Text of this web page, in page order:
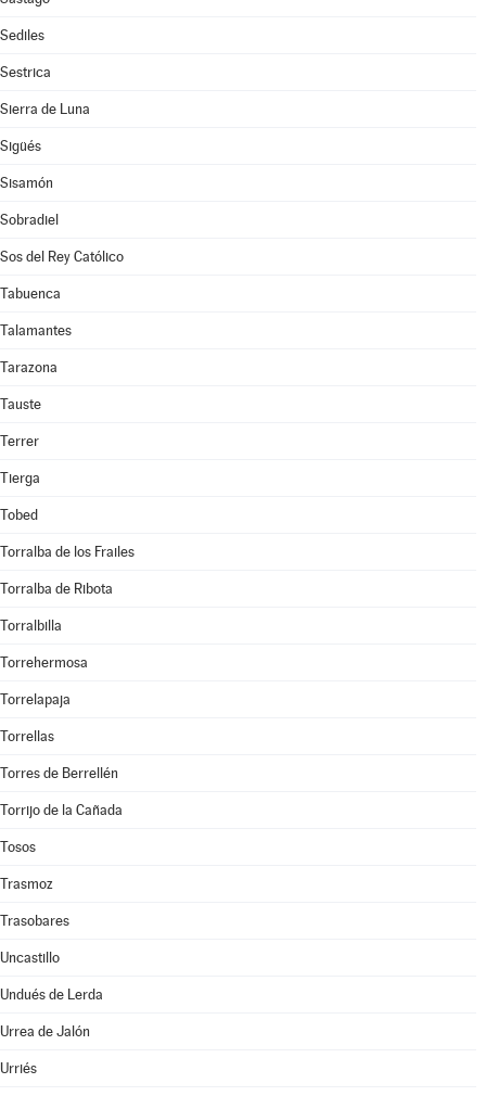
Sediles
Sestrica
Sierra de Luna
Sigüés
Sisamón
Sobradiel
Sos del Rey Católico
Tabuenca
Talamantes
Tarazona
Tauste
Terrer
Tierga
Tobed
Torralba de los Frailes
Torralba de Ribota
Torralbilla
Torrehermosa
Torrelapaja
Torrellas
Torres de Berrellén
Torrijo de la Cañada
Tosos
Trasmoz
Trasobares
Uncastillo
Undués de Lerda
Urrea de Jalón
Urriés